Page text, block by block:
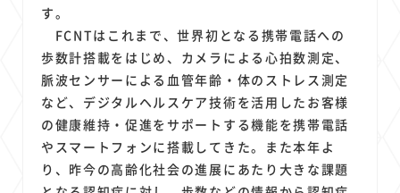
スマートホーム家電
ポイントサービス 1 共通ポイント 1 経済圏 1 Azure AI 1
Google Pixel 1 surface 1 会社 1 価格 1 NTTドコモ 1
オンラインサロン
す。
FCNTはこれまで、世界初となる携帯電話への
歩数計搭載をはじめ、カメラによる心拍数測定、
脈波センサーによる血管年齢・体のストレス測定
など、デジタルヘルスケア技術を活用したお客様
の健康維持・促進をサポートする機能を携帯電話
やスマートフォンに搭載してきた。また本年よ
り、昨今の高齢化社会の進展にあたり大きな課題